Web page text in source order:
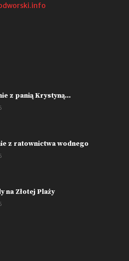
z panią Krystyną...
z ratownictwa wodnego
na Złotej Plaży